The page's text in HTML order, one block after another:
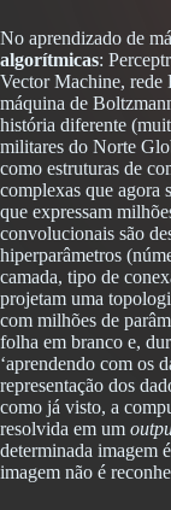
No aprendizado de
algorítmicas:
Vector Machine, rede
máquina de
história diferente
militares do Norte
como estruturas de
complexas que agora
que expressam
convolucionais são
hiperparâmetros
camada, tipo de
projetam uma
com milhões de
folha em branco e,
‘aprendendo com os
representação dos
como já visto, a
resolvida em um
determinada imagem
imagem não é